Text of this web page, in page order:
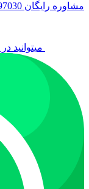
مشاوره رایگان 09126197030
میتوانید